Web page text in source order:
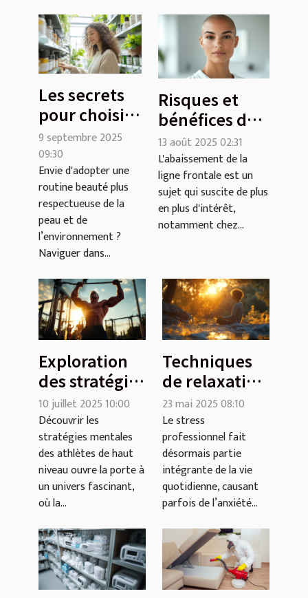
Les secrets
pour choisir
ses
cosmétiques
bio sans se
tromper ?
9 septembre 2025
09:30
Envie d'adopter une
routine beauté plus
respectueuse de la
peau et de
l’environnement ?
Naviguer dans...
Risques et
bénéfices de
l'abaissement
de ligne
frontale sans
chirurgie
invasive
13 août 2025 02:31
L'abaissement de la
ligne frontale est un
sujet qui suscite de plus
en plus d'intérêt,
notamment chez...
Exploration
des stratégies
mentales des
athlètes de
haut niveau
10 juillet 2025 10:00
Découvrir les
stratégies mentales
des athlètes de haut
niveau ouvre la porte à
un univers fascinant,
où la...
Techniques
de relaxation
rapide pour
gérer
l'anxiété au
travail
23 mai 2025 08:10
Le stress
professionnel fait
désormais partie
intégrante de la vie
quotidienne, causant
parfois de l’anxiété...